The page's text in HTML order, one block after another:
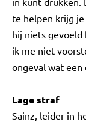
te helpen krijg
hij niets gevoeld
ik me niet
ongeval wat
Lage straf
Sainz, leider in